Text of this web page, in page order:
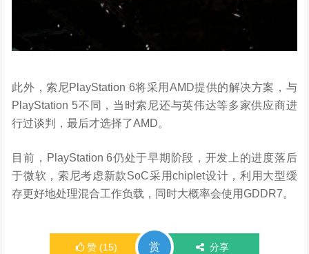
此外，索尼PlayStation 6将采用AMD提供的解决方案，与
PlayStation 5不同，当时索尼还与英伟达等多家供应商进
行过谈判，最后才选择了AMD。
目前，PlayStation 6仍处于早期阶段，开发上的进度落后
于微软，索尼考虑新款SoC采用chiplet设计，利用大型缓
存更好地处理混合工作负载，同时大概率会使用GDDR7。
赞 (15) 赏 分享